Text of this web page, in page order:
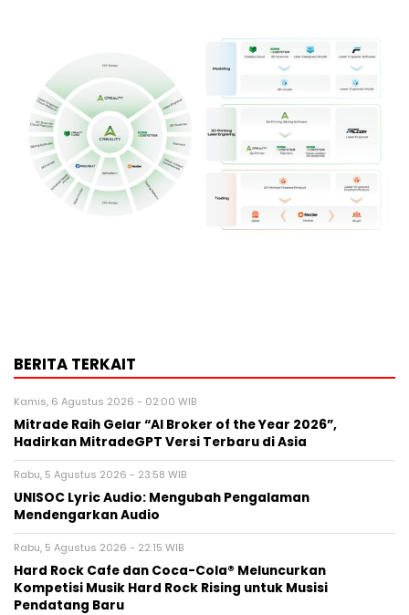
BERITA TERKAIT
Kamis, 6 Agustus 2026 - 02:00 WIB
Mitrade Raih Gelar “AI Broker of the Year 2026”,
Hadirkan MitradeGPT Versi Terbaru di Asia
Rabu, 5 Agustus 2026 - 23:58 WIB
UNISOC Lyric Audio: Mengubah Pengalaman
Mendengarkan Audio
Rabu, 5 Agustus 2026 - 22:15 WIB
Hard Rock Cafe dan Coca-Cola® Meluncurkan
Kompetisi Musik Hard Rock Rising untuk Musisi
Pendatang Baru